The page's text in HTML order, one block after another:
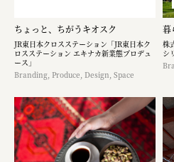
ちょっと、ちがうキオスク
JR東日本クロスステーション「JR東日本ク
ロスステーション エキナカ新業態プロデュ
ース」
Branding, Produce, Design, Space
暮
株
シ